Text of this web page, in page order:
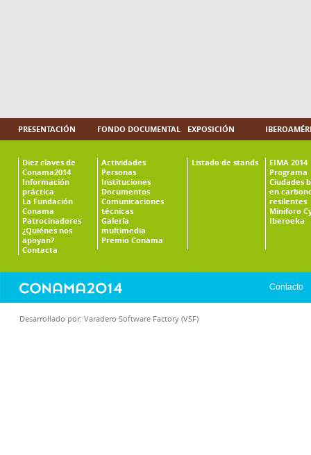
PRESENTACIÓN
Diez claves de
Conama2014
Información
práctica
La Fundación
Conama
Patrocinadores
¿Quiénes nos
apoyan?
Contacta
FONDO DOCUMENTAL
Actividades
Personas
Instituciones
Documentos
Comunicaciones
técnicas
Galería
multimedia
Premio Conama
EXPOSICIÓN
Listado de stands
EIMA 2014
Programa
Ciudades
en
resilentes
Miniforo
Iberoeka
Contacto
Desarrollado por: Varadero Software Factory (VSF)